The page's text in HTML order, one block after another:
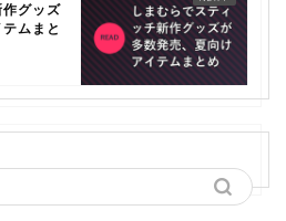
作グッズ
ムまと